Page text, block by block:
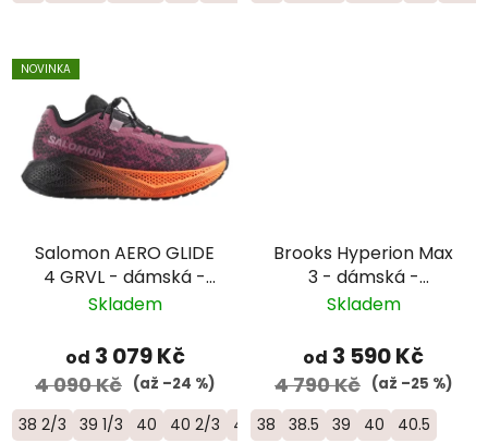
NOVINKA
Salomon AERO GLIDE
4 GRVL - dámská -
vínová
Skladem
od 3 079 Kč
4 090 Kč (až –24 %)
38 2/3 39 1/3 40 40 2/3 41 1/3
Brooks Hyperion Max
3 - dámská -
žlutá/růžová
Skladem
od 3 590 Kč
4 790 Kč (až –25 %)
38 38.5 39 40 40.5